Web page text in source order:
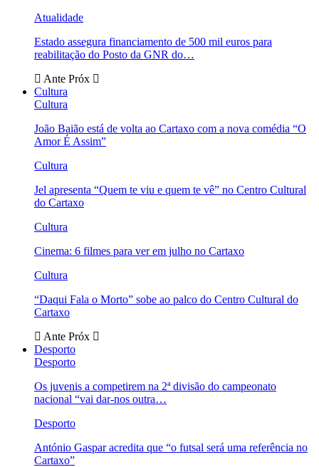
Atualidade
Estado assegura financiamento de 500 mil euros para
reabilitação do Posto da GNR do…
Ante Próx
Cultura
Cultura
João Baião está de volta ao Cartaxo com a nova comédia “O
Amor É Assim”
Cultura
Jel apresenta “Quem te viu e quem te vê” no Centro Cultural
do Cartaxo
Cultura
Cinema: 6 filmes para ver em julho no Cartaxo
Cultura
“Daqui Fala o Morto” sobe ao palco do Centro Cultural do
Cartaxo
Ante Próx
Desporto
Desporto
Os juvenis a competirem na 2ª divisão do campeonato
nacional “vai dar-nos outra…
Desporto
António Gaspar acredita que “o futsal será uma referência no
Cartaxo”